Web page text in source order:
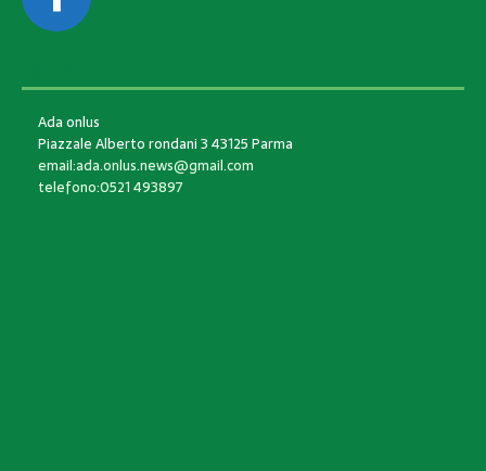
Ada onlus
Piazzale Alberto rondani 3 43125 Parma
email:ada.onlus.news@gmail.com
telefono:0521 493897